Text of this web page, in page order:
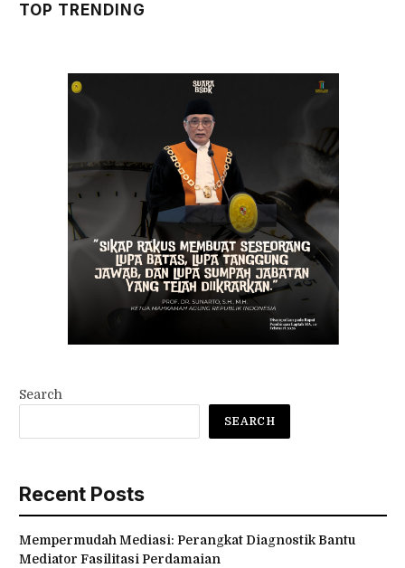
TOP TRENDING
Search
SEARCH
Recent Posts
Mempermudah Mediasi: Perangkat Diagnostik Bantu
Mediator Fasilitasi Perdamaian